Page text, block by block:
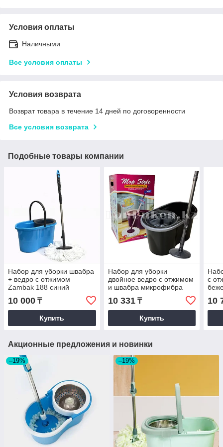
Условия оплаты
Наличными
Все условия оплаты
Условия возврата
Возврат товара в течение 14 дней по договоренности
Все условия возврата
Подобные товары компании
Набор для уборки швабра
+ ведро с отжимом
Zambak 188 синий
10 000 ₸
Купить
Набор для уборки
двойное ведро с отжимом
и швабра микрофибра
10 331₸
Купить
с
10
Акционные предложения и новинки
–19% –19%